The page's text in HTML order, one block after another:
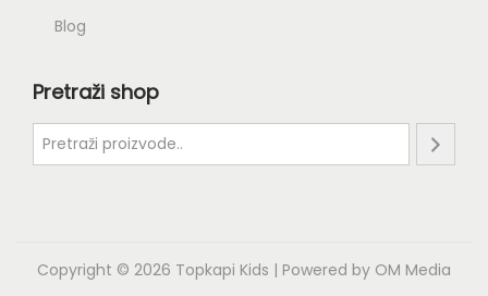
Blog
Pretraži shop
Copyright © 2026 Topkapi Kids | Powered by OM Media